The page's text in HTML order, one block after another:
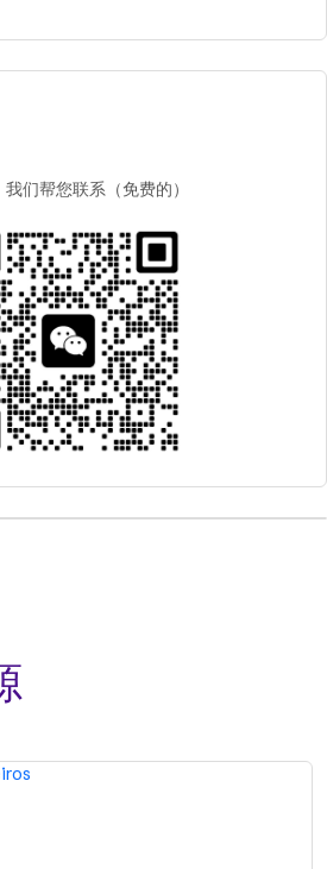
们帮您联系（免费的）